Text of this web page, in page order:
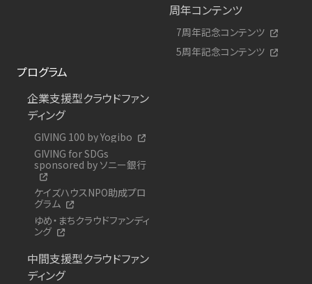
周年コンテンツ
7周年記念コンテンツ
5周年記念コンテンツ
プログラム
企業支援型クラウドファン
ディング
GIVING 100 by Yogibo
GIVING for SDGs
sponsored by ソニー銀行
ケイズハウスNPO助成プロ
グラム
ゆめ・まちクラウドファンディ
ング
中間支援型クラウドファン
ディング